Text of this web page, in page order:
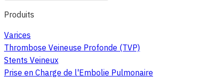
Produits
Varices
Thrombose Veineuse Profonde (TVP)
Stents Veineux
Prise en Charge de l'Embolie Pulmonaire